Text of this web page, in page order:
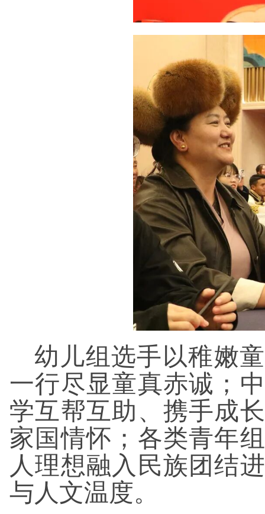
幼儿组选手以稚嫩
一行尽显童真赤诚；
学互帮互助、携手成
家国情怀；各类青年
人理想融入民族团结
与人文温度。